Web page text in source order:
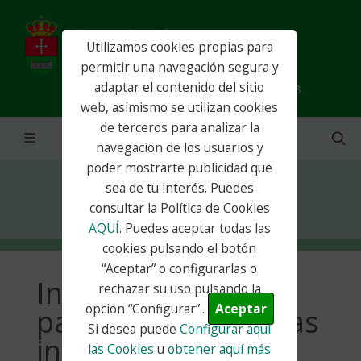
Utilizamos cookies propias para
permitir una navegación segura y
adaptar el contenido del sitio
web, asimismo se utilizan cookies
de terceros para analizar la
navegación de los usuarios y
poder mostrarte publicidad que
sea de tu interés. Puedes
consultar la Política de Cookies
AQUÍ. Puedes aceptar todas las
cookies pulsando el botón
“Aceptar” o configurarlas o
rechazar su uso pulsando la
opción “Configurar”..
Aceptar
Si desea puedeConfigurar aquí
las Cookies uobtener aquí más
info@ayuntamientocorpa.es - 91 885 92 28
Incorporación de paradas en las líneas...
Incorporación de
paradas en las líneas
interurbanas 271